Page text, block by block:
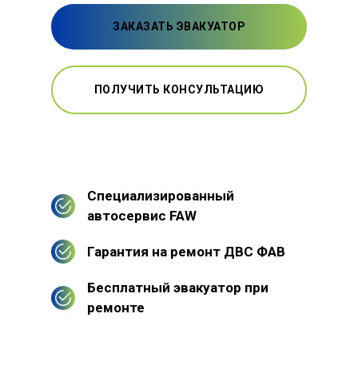
ЗАКАЗАТЬ ЭВАКУАТОР
ПОЛУЧИТЬ КОНСУЛЬТАЦИЮ
Специализированный
автосервис FAW
Гарантия на ремонт ДВС ФАВ
Бесплатный эвакуатор при
ремонте